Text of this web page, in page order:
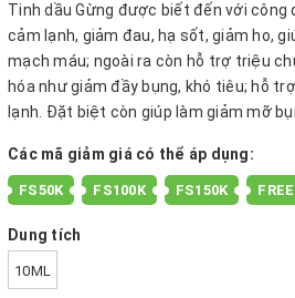
Tinh dầu Gừng được biết đến với công
cảm lạnh, giảm đau, hạ sốt, giảm ho,
mạch máu; ngoài ra còn hỗ trợ triệu
hóa như giảm đầy bụng, khó tiêu; hỗ
lạnh. Đặt biệt còn giúp làm giảm mỡ
Các mã giảm giá có thể áp dụng:
FS50K FS100K FS150K
Dung tích
10ML